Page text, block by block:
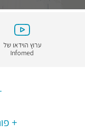
ערוץ הוידאו של
Infomed